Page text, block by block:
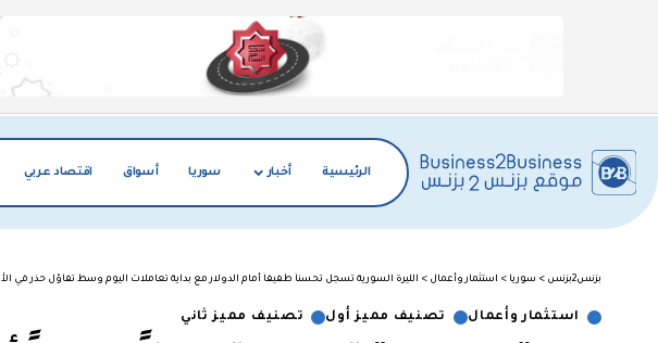
الرئيسية أخبار سوريا أسواق اقتصاد عربي
بزنس2بزنس > سوريا > استثمار وأعمال > الليرة السورية تسجل تحسناً طفيفاً أمام الدولار مع بداية تعاملات اليوم وسط تفاؤل حذر في
استثمار وأعمال تصنيف مميز أول تصنيف مميز ثاني